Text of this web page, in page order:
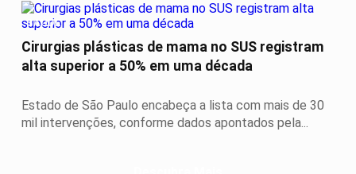
SAÚDE
Cirurgias plásticas de mama no SUS registram
alta superior a 50% em uma década
Estado de São Paulo encabeça a lista com mais de 30
mil intervenções, conforme dados apontados pela...